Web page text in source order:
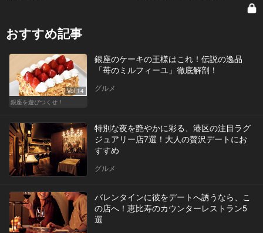
おすすめ記事
Vol.14
銀座を遊びつくせ！
銀座のケーキの王様はこれ！伝説の逸品
「苺のミルフィーユ」徹底解剖！
グルメ
特別な夜を艶やかに彩る、港区の注目ラグ
ジュアリー店7選！大人の贅沢デートにお
すすめ
グルメ
バレンタインに彼をデートへ誘うなら、こ
の店へ！恵比寿のカウンターレストラン5
選